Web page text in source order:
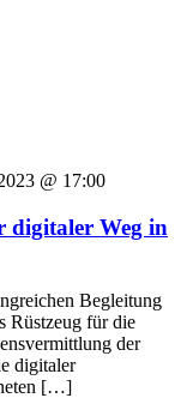
@ 17:00
digitaler Weg in
Begleitung
Rüstzeug für die
der
digitaler
[…]